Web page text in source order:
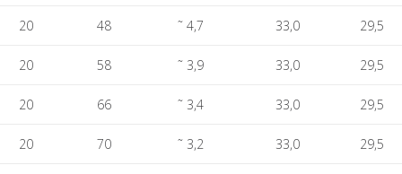
20 48 ˜ 4,7 33,0 29,5
20 58 ˜ 3,9 33,0 29,5
20 66 ˜ 3,4 33,0 29,5
20 70 ˜ 3,2 33,0 29,5